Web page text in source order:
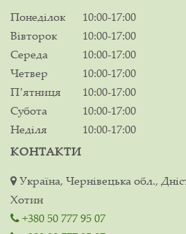
Понеділок
10:00-17:00
Вівторок
10:00-17:00
Середа
10:00-17:00
Четвер
10:00-17:00
Пʼятниця
10:00-17:00
Субота
10:00-17:00
Неділя
10:00-17:00
КОНТАКТИ
Україна, Чернівецька обл.,
Хотин
+380 50 777 95 07